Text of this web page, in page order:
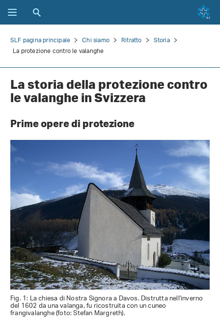
SLF pagina principale Chi siamo Ritratto
Storia
La protezione contro le valanghe
La storia della protezione contro
le valanghe in Svizzera
Prime opere di protezione
Fig. 1: La chiesa di Nostra Signora a Davos. Distrutta nell'inverno
del 1602 da una valanga, fu ricostruita con un cuneo
frangivalanghe (foto: Stefan Margreth).